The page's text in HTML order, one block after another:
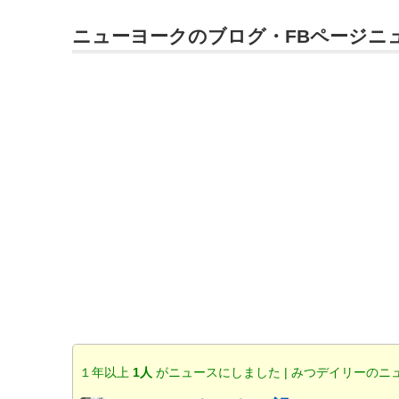
ニューヨークのブログ・FBページニ
１年以上 1人がニュースにしました | みつデイリーのニ